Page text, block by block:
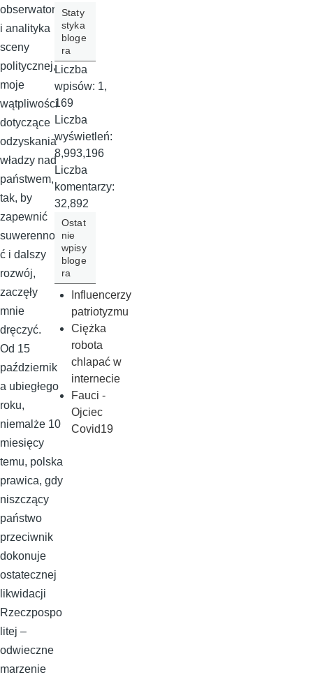
obserwatora
i analityka
sceny
politycznej,
moje
wątpliwości
dotyczące
odzyskania
władzy nad
państwem,
tak, by
zapewnić
suwerennoś
ć i dalszy
rozwój,
zaczęły
mnie
dręczyć.
Od 15
październik
a ubiegłego
roku,
niemalże 10
miesięcy
temu, polska
prawica, gdy
niszczący
państwo
przeciwnik
dokonuje
ostatecznej
likwidacji
Rzeczpospo
litej –
odwieczne
marzenie
Staty
styka
bloge
ra
Liczba
wpisów: 1,
169
Liczba
wyświetleń:
8,993,196
Liczba
komentarzy:
32,892
Ostat
nie
wpisy
bloge
ra
Influencerzy
patriotyzmu
Ciężka
robota
chlapać w
internecie
Fauci -
Ojciec
Covid19